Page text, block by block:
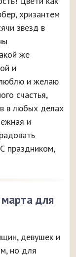
хризантем
звезд в
же
и
и желаю
счастья,
в любых делах
и
праздником,
для
девушек и
но для